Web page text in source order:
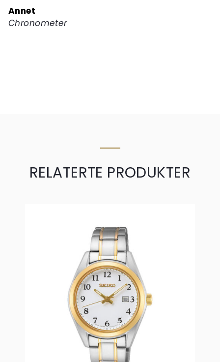
Annet
Chronometer
RELATERTE PRODUKTER